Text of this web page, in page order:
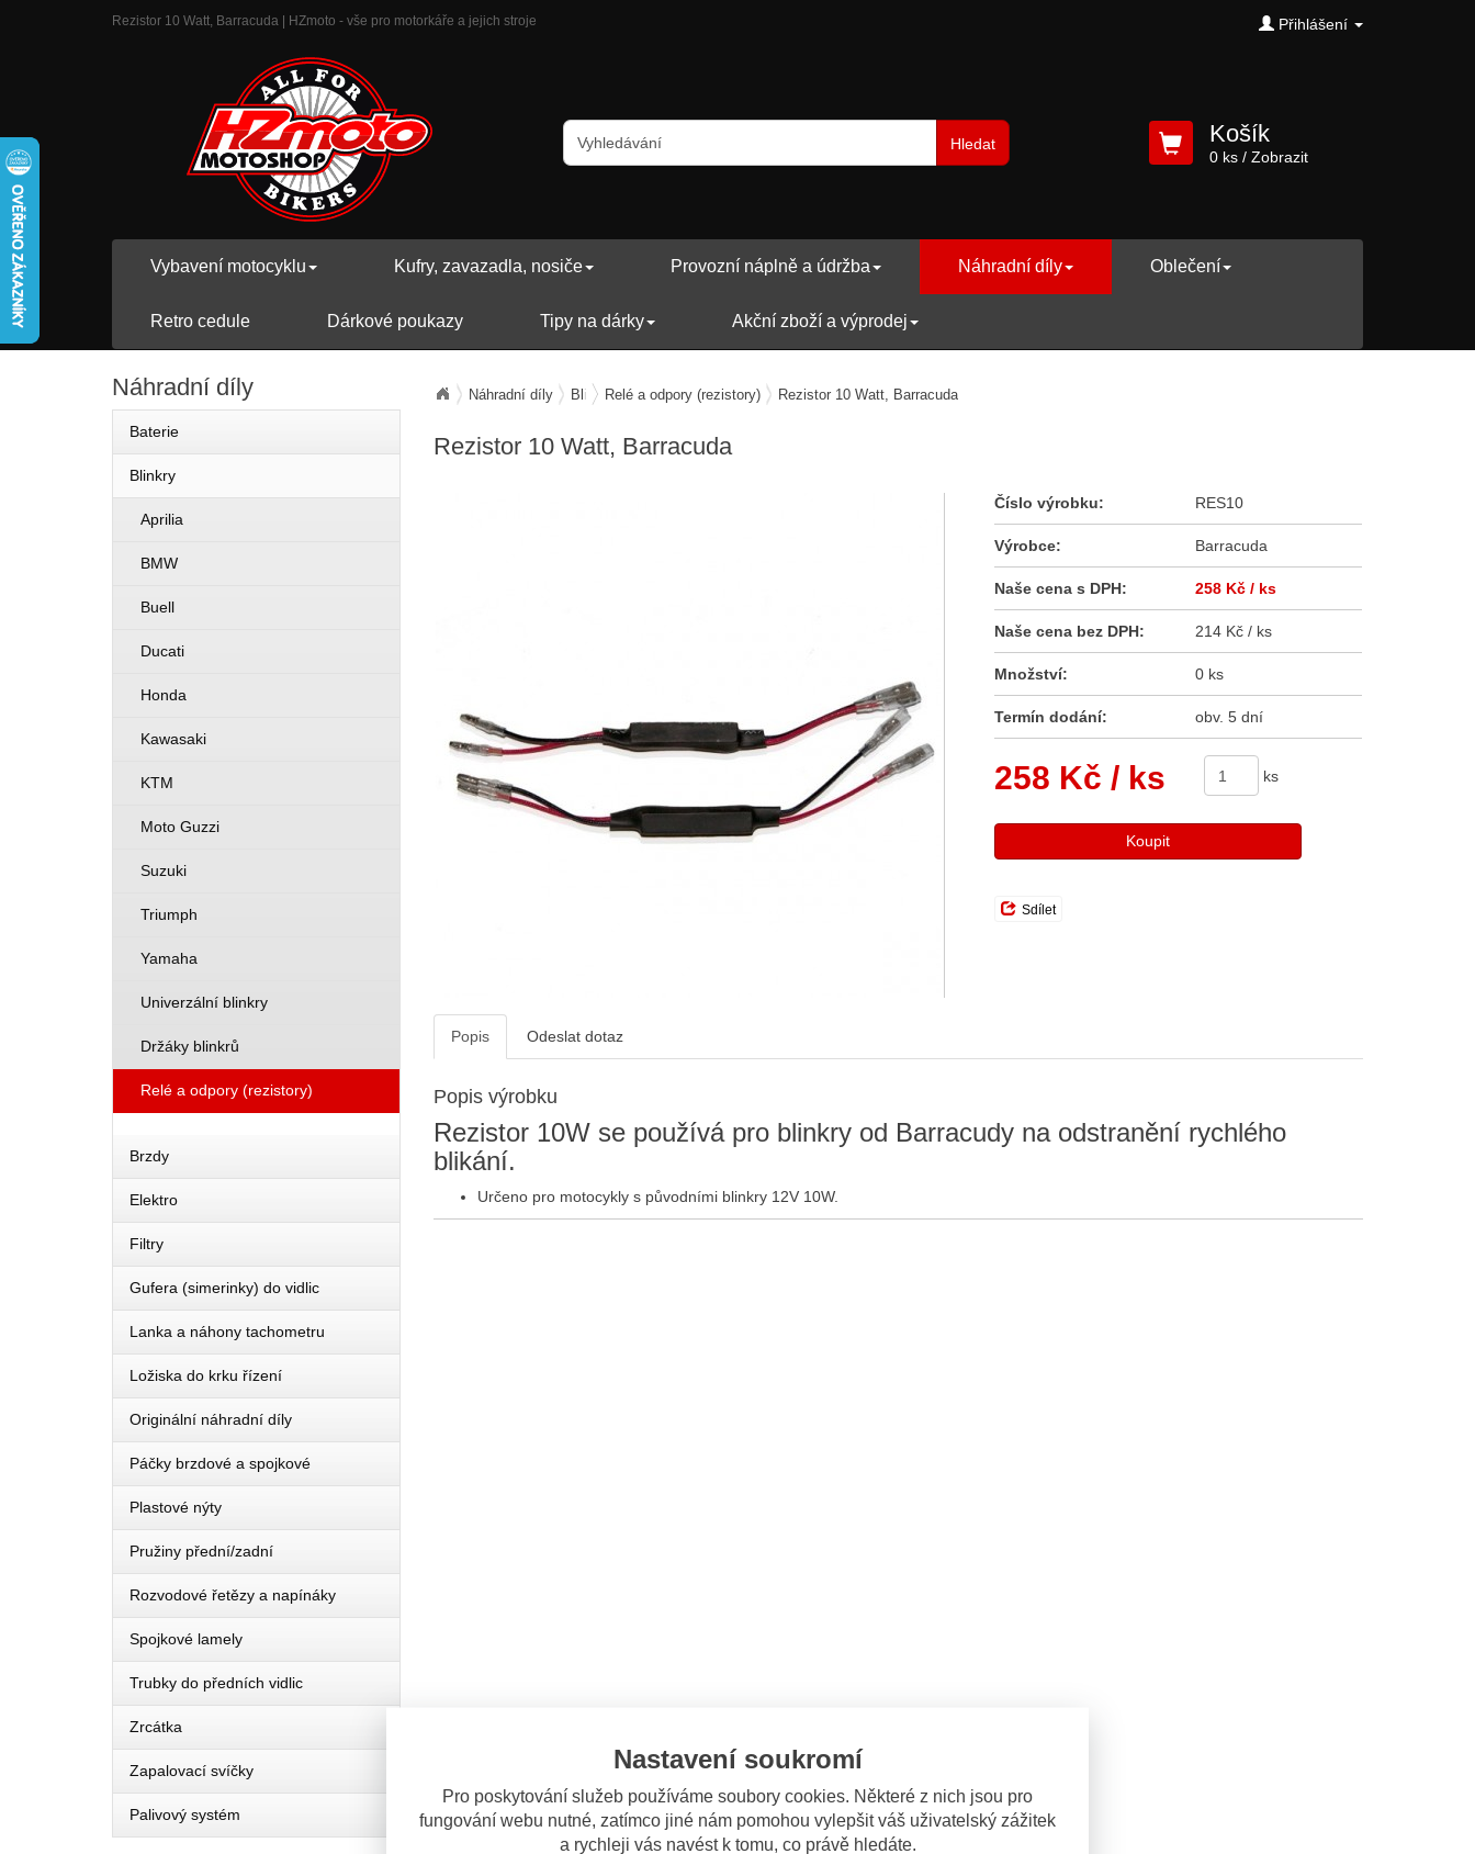
Nastavení soukromí
Pro poskytování služeb používáme soubory cookies. Některé z nich jsou pro
fungování webu nutné, zatímco jiné nám pomohou vylepšit váš uživatelský zážitek
a rychleji vás navést k tomu, co právě hledáte.
Rezistor 10 Watt, Barracuda | HZmoto - vše pro motorkáře a jejich stroje Přihlášení
Hledat Košík
0 ks/ Zobrazit
Vybavení motocyklu Kufry, zavazadla, nosiče Provozní náplně a údržba Náhradní díly Oblečení
Retro cedule Dárkové poukazy Tipy na dárky Akční zboží a výprodej
Náhradní díly BlinkryRelé a odpory (rezistory) Rezistor 10 Watt, Barracuda
Rezistor 10 Watt, Barracuda
Číslo výrobku: RES10
Výrobce: Barracuda
Naše cena s DPH: 258 Kč / ks
Naše cena bez DPH: 214 Kč / ks
Množství: 0 ks
Termín dodání: obv. 5 dní
258 Kč / ks ks
Koupit
Sdílet
Popis Odeslat dotaz
Popis výrobku
Rezistor 10W se používá pro blinkry od Barracudy na odstranění rychlého
blikání.
Určeno pro motocykly s původními blinkry 12V 10W.
Náhradní díly
Baterie
Blinkry
Aprilia
BMW
Buell
Ducati
Honda
Kawasaki
KTM
Moto Guzzi
Suzuki
Triumph
Yamaha
Univerzální blinkry
Držáky blinkrů
Relé a odpory (rezistory)
Brzdy
Elektro
Filtry
Gufera (simerinky) do vidlic
Lanka a náhony tachometru
Ložiska do krku řízení
Originální náhradní díly
Páčky brzdové a spojkové
Plastové nýty
Pružiny přední/zadní
Rozvodové řetězy a napínáky
Spojkové lamely
Trubky do předních vidlic
Zrcátka
Zapalovací svíčky
Palivový systém